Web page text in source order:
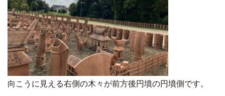
向こうに見える右側の木々が前方後円墳の円墳側です。